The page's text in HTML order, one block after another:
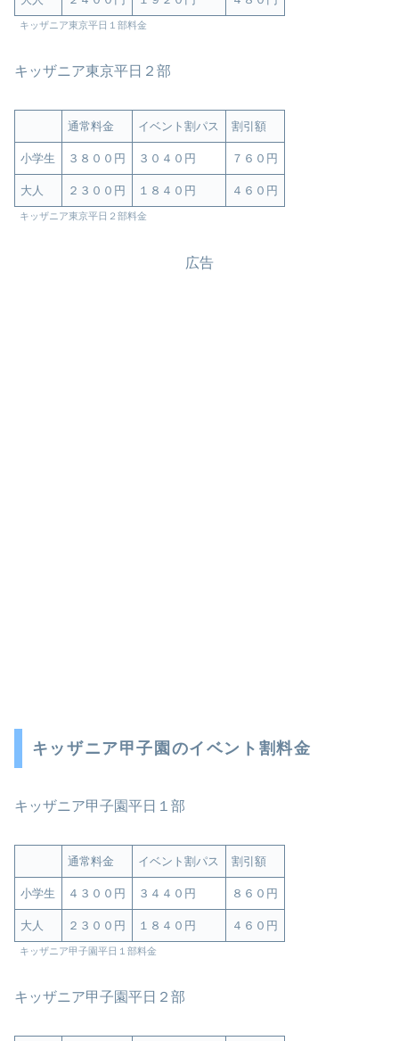
キッザニア東京平日１部料金
キッザニア東京平日２部
通常料金 イベント割パス 割引額
小学生 ３８００円 ３０４０円 ７６０円
大人 ２３００円 １８４０円 ４６０円
キッザニア東京平日２部料金
広告
キッザニア甲子園のイベント割料金
キッザニア甲子園平日１部
通常料金 イベント割パス 割引額
小学生 ４３００円 ３４４０円 ８６０円
大人 ２３００円 １８４０円 ４６０円
キッザニア甲子園平日１部料金
キッザニア甲子園平日２部